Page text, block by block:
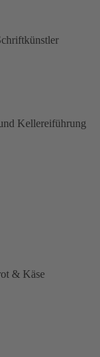
Kellereiführung
& Käse